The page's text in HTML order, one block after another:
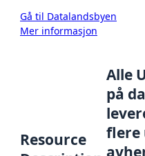
Gå til Datalandsbyen
Mer informasjon
Resource
Alle
på
flere